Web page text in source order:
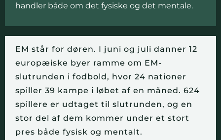
handler både om det fysiske og det mentale.
EM står for døren. I juni og juli danner 12
europæiske byer ramme om EM-
slutrunden i fodbold, hvor 24 nationer
spiller 39 kampe i løbet af en måned. 624
spillere er udtaget til slutrunden, og en
stor del af dem kommer under et stort
pres både fysisk og mentalt.